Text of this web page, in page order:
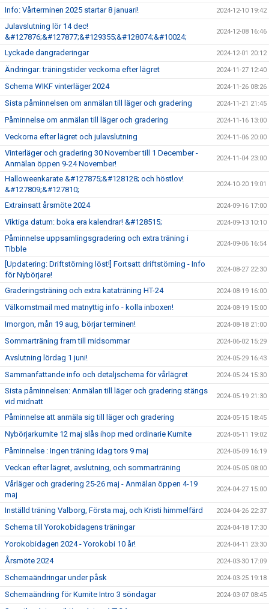
Info: Vårterminen 2025 startar 8 januari! 2024-12-10 19:42
Julavslutning lör 14 dec!
&#127876;&#127877;&#129355;&#128074;&#10024;
2024-12-08 16:46
Lyckade dangraderingar 2024-12-01 20:12
Ändringar: träningstider veckorna efter lägret 2024-11-27 12:40
Schema WIKF vinterläger 2024 2024-11-26 08:26
Sista påminnelsen om anmälan till läger och gradering 2024-11-21 21:45
Påminnelse om anmälan till läger och gradering 2024-11-16 13:00
Veckorna efter lägret och julavslutning 2024-11-06 20:00
Vinterläger och gradering 30 November till 1 December -
Anmälan öppen 9-24 November!
2024-11-04 23:00
Halloweenkarate &#127875;&#128128; och höstlov!
&#127809;&#127810;
2024-10-20 19:01
Extrainsatt årsmöte 2024 2024-09-16 17:00
Viktiga datum: boka era kalendrar! &#128515; 2024-09-13 10:10
Påminnelse uppsamlingsgradering och extra träning i
Tibble
2024-09-06 16:54
[Updatering: Driftstörning löst!] Fortsatt driftstörning - Info
för Nybörjare!
2024-08-27 22:30
Graderingsträning och extra kataträning HT-24 2024-08-19 16:00
Välkomstmail med matnyttig info - kolla inboxen! 2024-08-19 15:00
Imorgon, mån 19 aug, börjar terminen! 2024-08-18 21:00
Sommarträning fram till midsommar 2024-06-02 15:29
Avslutning lördag 1 juni! 2024-05-29 16:43
Sammanfattande info och detaljschema för vårlägret 2024-05-24 15:30
Sista påminnelsen: Anmälan till läger och gradering stängs
vid midnatt
2024-05-19 21:30
Påminnelse att anmäla sig till läger och gradering 2024-05-15 18:45
Nybörjarkumite 12 maj slås ihop med ordinarie Kumite 2024-05-11 19:02
Påminnelse : Ingen träning idag tors 9 maj 2024-05-09 16:19
Veckan efter lägret, avslutning, och sommarträning 2024-05-05 08:00
Vårläger och gradering 25-26 maj - Anmälan öppen 4-19
maj
2024-04-27 15:00
Inställd träning Valborg, Första maj, och Kristi himmelfärd 2024-04-26 22:37
Schema till Yorokobidagens träningar 2024-04-18 17:30
Yorokobidagen 2024 - Yorokobi 10 år! 2024-04-11 23:30
Årsmöte 2024 2024-03-30 17:09
Schemaändringar under påsk 2024-03-25 19:18
Schemaändring för Kumite Intro 3 söndagar 2024-03-07 08:45